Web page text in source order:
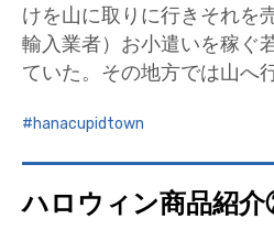
けを山に取りに行きそれを
輸入業者）お小遣いを稼ぐ
ていた。その地方では山へ
hanacupidtown
ハロウィン商品紹